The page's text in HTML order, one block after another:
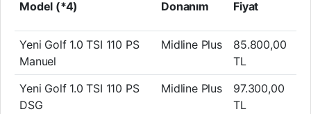
Model (*4) Donanım Fiyat
Yeni Golf 1.0 TSI 110 PS
Manuel
Midline Plus
85.800,00
TL
Yeni Golf 1.0 TSI 110 PS
DSG
Midline Plus
97.300,00
TL